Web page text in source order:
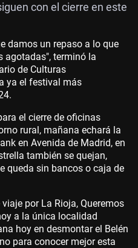
con el cierre en este
damos un repaso a lo que
agotadas", terminó la
de Culturas
ya el festival más
el cierre de oficinas
rural, mañana echará la
en Avenida de Madrid, en
también se quejan,
queda sin bancos o caja de
por La Rioja, Queremos
a la única localidad
hoy en desmontar el Belén
para conocer mejor esta